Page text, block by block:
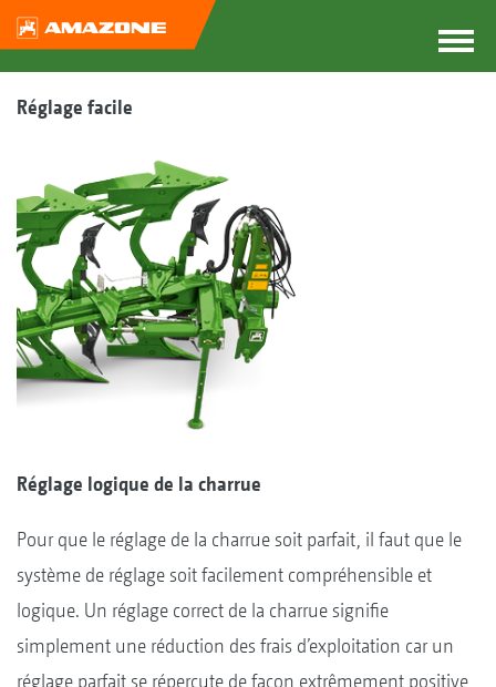
Réglage facile
Réglage logique de la charrue
Pour que le réglage de la charrue soit parfait, il faut que le
système de réglage soit facilement compréhensible et
logique. Un réglage correct de la charrue signifie
simplement une réduction des frais d’exploitation car un
réglage parfait se répercute de façon extrêmement positive